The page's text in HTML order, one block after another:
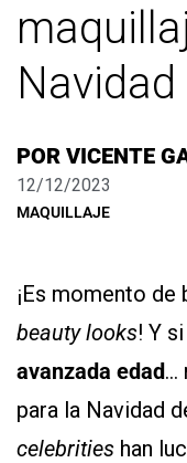
Navidad
POR VICENTE
12/12/2023
MAQUILLAJE
¡Es momento
beauty looks! Y
avanzada edad…
para la Navidad
celebrities han